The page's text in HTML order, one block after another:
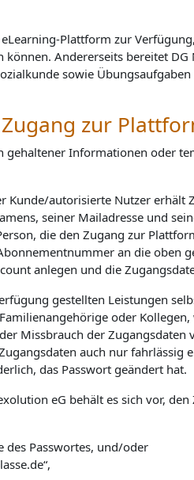
Plattform zur
können. Andererseits bereitet DG
sowie
zur
Informationen oder
autorisierte Nutzer
seiner Mailadresse und
die den Zugang zur
an die oben
anlegen und die
gestellten Leistungen
oder
Missbrauch der
auch nur
das Passwort geändert hat.
eG behält es sich vor,
des Passwortes, und/oder